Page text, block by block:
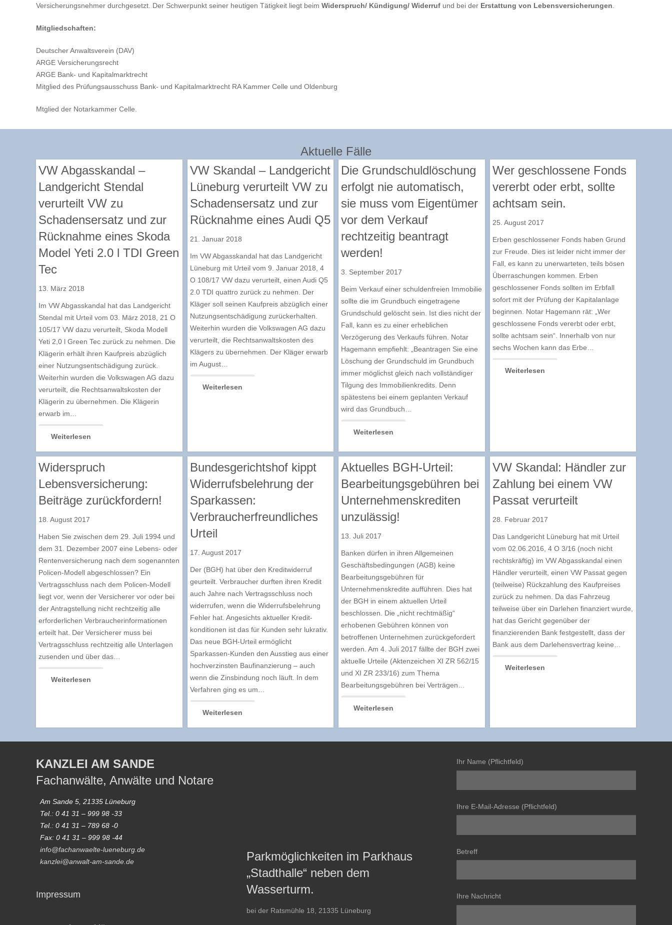
Versicherungsnehmer durchgesetzt. Der Schwerpunkt seiner heutigen Tätigkeit liegt beim Widerspruch/ Kündigung/ Widerruf und bei der Erstattung von Lebensversicherungen
Mitgliedschaften:
Deutscher Anwaltsverein (DAV)
ARGE Versicherungsrecht
ARGE Bank- und Kapitalmarktrecht
Mitglied des Prüfungsausschuss Bank- und Kapitalmarktrecht RA Kammer Celle und Oldenburg
Mtglied der Notarkammer Celle.
Aktuelle Fälle
VW Abgasskandal –
Landgericht Stendal
verurteilt VW zu
Schadensersatz und zur
Rücknahme eines Skoda
Model Yeti 2.0 l TDI Green
Tec
13. März 2018
Im VW Abgasskandal hat das Landgericht
Stendal mit Urteil vom 03. März 2018, 21 O
105/17 VW dazu verurteilt, Skoda Modell
Yeti 2,0 l Green Tec zurück zu nehmen. Die
Klägerin erhält ihren Kaufpreis abzüglich
einer Nutzungsentschädigung zurück.
Weiterhin wurden die Volkswagen AG dazu
verurteilt, die Rechtsanwaltskosten der
Klägerin zu übernehmen. Die Klägerin
erwarb im…
Weiterlesen
VW Skandal – Landgericht
Lüneburg verurteilt VW zu
Schadensersatz und zur
Rücknahme eines Audi Q5
21. Januar 2018
Im VW Abgasskandal hat das Landgericht
Lüneburg mit Urteil vom 9. Januar 2018, 4
O 108/17 VW dazu verurteilt, einen Audi Q5
2.0 TDI quattro zurück zu nehmen. Der
Kläger soll seinen Kaufpreis abzüglich einer
Nutzungsentschädigung zurückerhalten.
Weiterhin wurden die Volkswagen AG dazu
verurteilt, die Rechtsanwaltskosten des
Klägers zu übernehmen. Der Kläger erwarb
im August…
Weiterlesen
Die Grundschuldlöschung
erfolgt nie automatisch,
sie muss vom Eigentümer
vor dem Verkauf
rechtzeitig beantragt
werden!
3. September 2017
Beim Verkauf einer schuldenfreien Immobilie
sollte die im Grundbuch eingetragene
Grundschuld gelöscht sein. Ist dies nicht der
Fall, kann es zu einer erheblichen
Verzögerung des Verkaufs führen. Notar
Hagemann empfiehlt: „Beantragen Sie eine
Löschung der Grundschuld im Grundbuch
immer möglichst gleich nach vollständiger
Tilgung des Immobilienkredits. Denn
spätestens bei einem geplanten Verkauf
wird das Grundbuch…
Weiterlesen
Wer geschlossene Fonds
vererbt oder erbt, sollte
achtsam sein.
25. August 2017
Erben geschlossener Fonds haben Grund
zur Freude. Dies ist leider nicht immer der
Fall, es kann zu unerwarteten, teils bösen
Überraschungen kommen. Erben
geschlossener Fonds sollten im Erbfall
sofort mit der Prüfung der Kapitalanlage
beginnen. Notar Hagemann rät: „Wer
geschlossene Fonds vererbt oder erbt,
sollte achtsam sein“. Innerhalb von nur
sechs Wochen kann das Erbe…
Weiterlesen
Widerspruch
Lebensversicherung:
Beiträge zurückfordern!
18. August 2017
Haben Sie zwischen dem 29. Juli 1994 und
dem 31. Dezember 2007 eine Lebens- oder
Rentenversicherung nach dem sogenannten
Policen-Modell abgeschlossen? Ein
Vertragsschluss nach dem Policen-Modell
liegt vor, wenn der Versicherer vor oder bei
der Antragstellung nicht rechtzeitig alle
erforderlichen Verbraucherinformationen
erteilt hat. Der Versicherer muss bei
Vertragsschluss rechtzeitig alle Unterlagen
zusenden und über das…
Weiterlesen
Bundesgerichtshof kippt
Widerrufsbelehrung der
Sparkassen:
Verbraucherfreundliches
Urteil
17. August 2017
Der (BGH) hat über den Kreditwiderruf
geurteilt. Verbraucher durften ihren Kredit
auch Jahre nach Vertragsschluss noch
widerrufen, wenn die Widerrufsbelehrung
Fehler hat. Angesichts aktueller Kredit­
konditionen ist das für Kunden sehr lukrativ.
Das neue BGH-Urteil ermöglicht
Sparkassen-Kunden den Ausstieg aus einer
hochverzinsten Baufinanzierung – auch
wenn die Zinsbindung noch läuft. In dem
Verfahren ging es um…
Weiterlesen
Aktuelles BGH-Urteil:
Bearbeitungsgebühren bei
Unternehmenskrediten
unzulässig!
13. Juli 2017
Banken dürfen in ihren Allgemeinen
Geschäftsbedingungen (AGB) keine
Bearbeitungsgebühren für
Unternehmenskredite aufführen. Dies hat
der BGH in einem aktuellen Urteil
beschlossen. Die „nicht rechtmäßig“
erhobenen Gebühren können von
betroffenen Unternehmen zurückgefordert
werden. Am 4. Juli 2017 fällte der BGH zwei
aktuelle Urteile (Aktenzeichen XI ZR 562/15
und XI ZR 233/16) zum Thema
Bearbeitungsgebühren bei Verträgen…
Weiterlesen
VW Skandal: Händler zur
Zahlung bei einem VW
Passat verurteilt
28. Februar 2017
Das Landgericht Lüneburg hat mit Urteil
vom 02.06.2016, 4 O 3/16 (noch nicht
rechtskräftig) im VW Abgasskandal einen
Händler verurteilt, einen VW Passat gegen
(teilweise) Rückzahlung des Kaufpreises
zurück zu nehmen. Da das Fahrzeug
teilweise über ein Darlehen finanziert wurde,
hat das Gericht gegenüber der
finanzierenden Bank festgestellt, dass der
Bank aus dem Darlehensvertrag keine…
Weiterlesen
KANZLEI AM SANDE
Fachanwälte, Anwälte und Notare
Am Sande 5, 21335 Lüneburg
Tel.: 0 41 31 – 999 98 -33
Tel.: 0 41 31 – 789 68 -0
Fax: 0 41 31 – 999 98 -44
info@fachanwaelte-lueneburg.de
kanzlei@anwalt-am-sande.de
Impressum
Parkmöglichkeiten im Parkhaus
„Stadthalle“ neben dem
Wasserturm.
bei der Ratsmühle 18, 21335 Lüneburg
Ihr Name (Pflichtfeld)
Ihre E-Mail-Adresse (Pflichtfeld)
Betreff
Ihre Nachricht